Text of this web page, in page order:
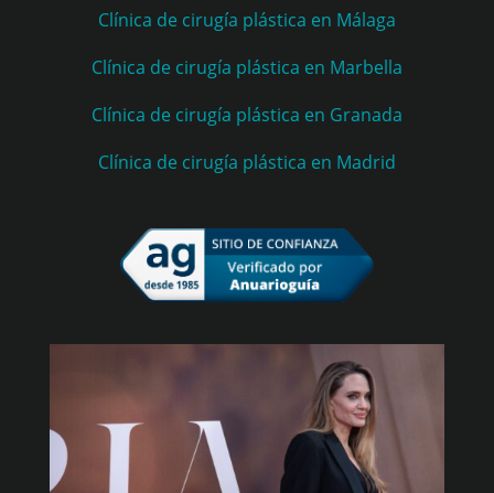
Clínica de cirugía plástica en Málaga
Clínica de cirugía plástica en Marbella
Clínica de cirugía plástica en Granada
Clínica de cirugía plástica en Madrid